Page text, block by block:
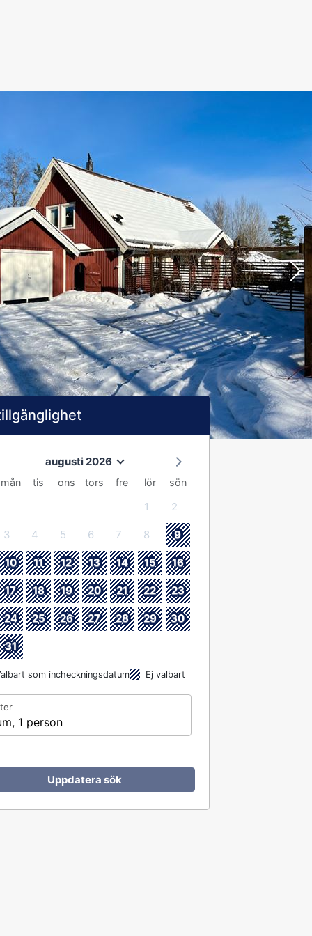
augusti 2026
mån tis ons tors fre lör sön
1 2
3 4 5 6 7 8 9
10 11 12 13 14 15 16
17 18 19 20 21 22 23
24 25 26 27 28 29 30
31
som incheckningsdatum Ej valbart
1 person
Uppdatera sök